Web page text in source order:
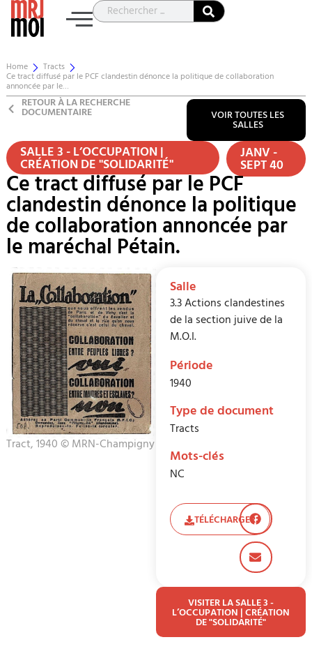
Home Tracts
Ce tract diffusé par le PCF clandestin dénonce la politique de collaboration
annoncée par le…
RETOUR À LA RECHERCHE
DOCUMENTAIRE VOIR TOUTES LES
SALLES
SALLE 3 - L’OCCUPATION |
CRÉATION DE "SOLIDARITÉ" JANV -
SEPT 40
Ce tract diffusé par le PCF
clandestin dénonce la politique
de collaboration annoncée par
le maréchal Pétain.
Tract, 1940 © MRN-Champigny
Salle
3.3 Actions clandestines
de la section juive de la
M.O.I.
Période
1940
Type de document
Tracts
Mots-clés
NC
TÉLÉCHARGER
VISITER LA SALLE 3 -
L’OCCUPATION | CRÉATION
DE "SOLIDARITÉ"